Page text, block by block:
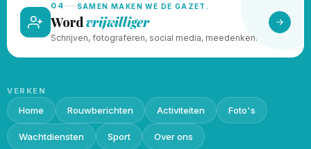
04 SAMEN MAKEN WE DE GAZET.
Wordvrijwilliger
Schrijven, fotograferen, social media, meedenken.
VERKEN
Home Rouwberichten Activiteiten Foto's
Wachtdiensten Sport Over ons